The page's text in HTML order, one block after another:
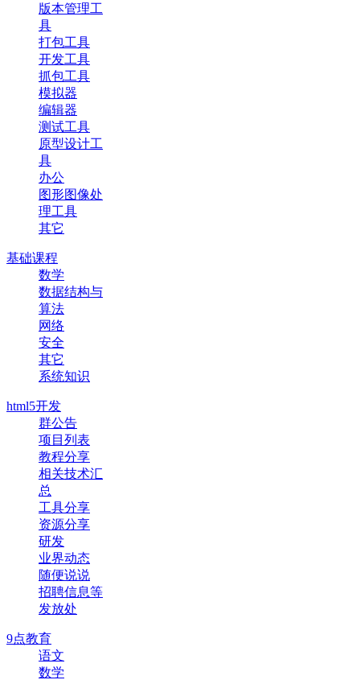
版本管理工
具
打包工具
开发工具
抓包工具
模拟器
编辑器
测试工具
原型设计工
具
办公
图形图像处
理工具
其它
基础课程
数学
数据结构与
算法
网络
安全
其它
系统知识
html5开发
群公告
项目列表
教程分享
相关技术汇
总
工具分享
资源分享
研发
业界动态
随便说说
招聘信息等
发放处
9点教育
语文
数学